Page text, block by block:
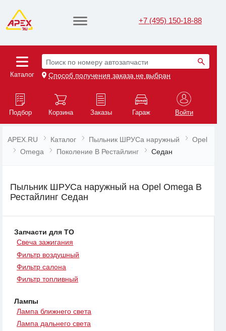
+7 (495) 150-18-88
Каталог
Поиск по номеру автозапчасти
Способ получения заказа не выбран
Подбор Корзина Заказы Гараж Войти
APEX.RU Каталог Пыльник ШРУСа наружный
Opel
Omega
Поколение B Рестайлинг Седан
Пыльник ШРУСа наружный на Opel Omega B
Рестайлинг Седан
Запчасти для ТО
Свеча зажигания
Фильтр воздушный
Фильтр салона
Фильтр топливный
Лампы
Лампа ближнего света
Лампа дальнего света